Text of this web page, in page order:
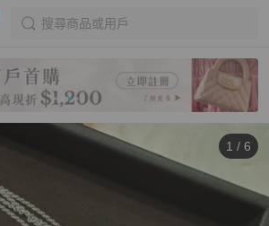
搜尋商品或用戶
1 / 6